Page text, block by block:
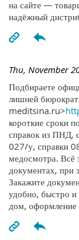
на сайте —
надёжный
Thu, November
Подбираете
лишней
meditsina.ru>
короткие сроки
справок из ПНД,
027/у, справки
медосмотра. Всё
документах, при
Закажите
удобно, быстро и
дом, оформление